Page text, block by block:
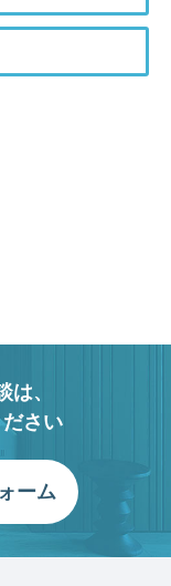
は、
さい
ーム